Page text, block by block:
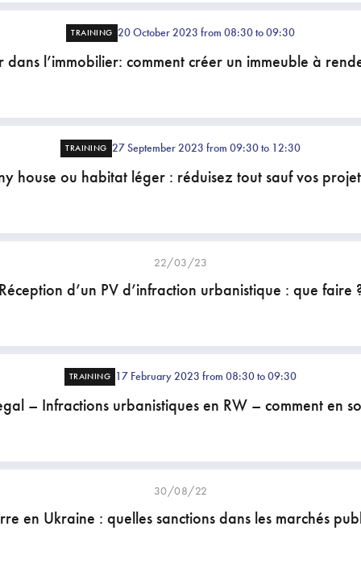
TRAINING 20 October 2023 from 08:30 to 09:30
dans l’immobilier: comment créer un immeuble à
TRAINING 27 September 2023 from 09:30 to 12:30
house ou habitat léger : réduisez tout sauf vos
22/03/23
d’un PV d’infraction urbanistique : que faire
TRAINING 17 February 2023 from 08:30 to 09:30
– Infractions urbanistiques en RW – comment en
30/08/22
en Ukraine : quelles sanctions dans les marchés